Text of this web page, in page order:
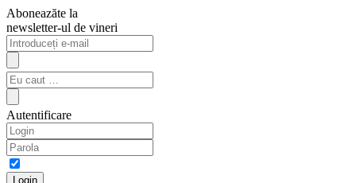
Aboneazăte la
newsletter-ul de vineri
Autentificare